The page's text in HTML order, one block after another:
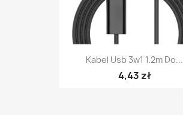
Kabel Usb 3w1 1.2m Do...
4,43 zł